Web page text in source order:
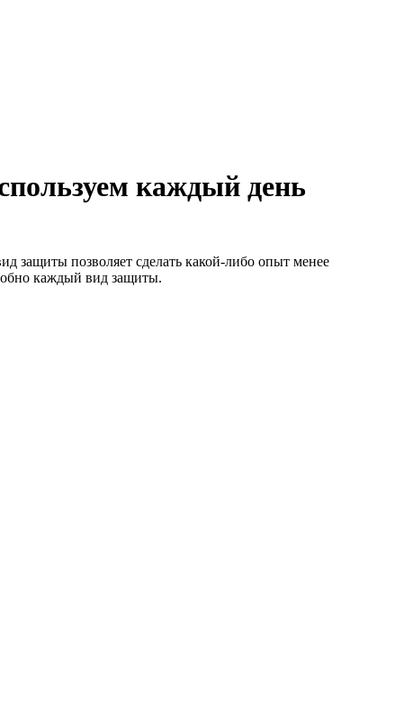
каждый день
защиты позволяет сделать какой-либо опыт менее
каждый вид защиты.